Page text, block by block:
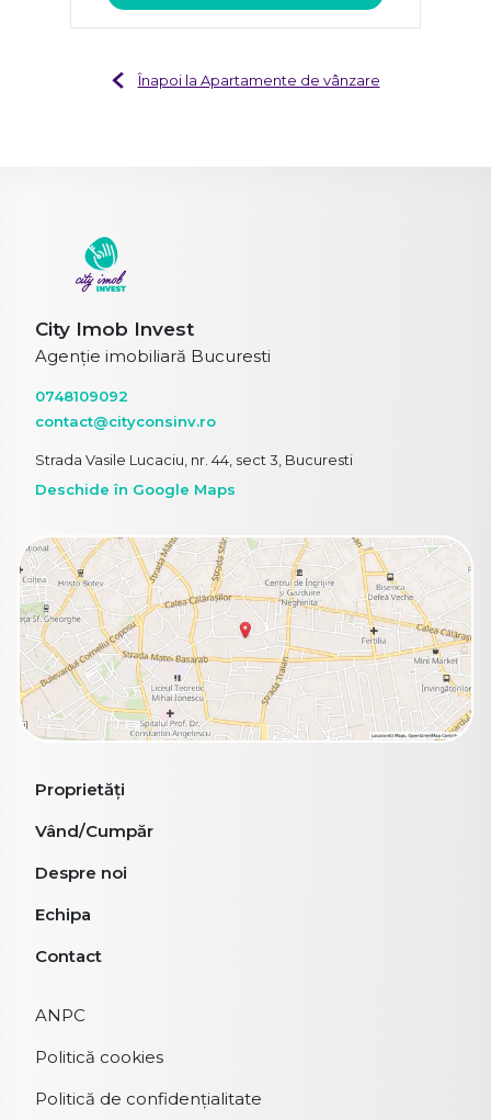
Înapoi la Apartamente de vânzare
City Imob Invest
Agenție imobiliară Bucuresti
0748109092
contact@cityconsinv.ro
Strada Vasile Lucaciu, nr. 44, sect 3, Bucuresti
Deschide în Google Maps
Proprietăți
Vând/Cumpăr
Despre noi
Echipa
Contact
ANPC
Politică cookies
Politică de confidențialitate